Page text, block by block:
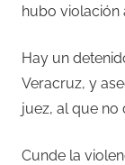
hubo violación
Hay un
Veracruz, y
juez, al que no
Cunde la